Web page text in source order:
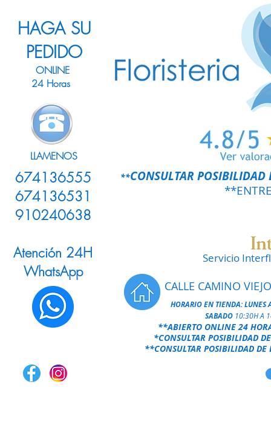
HAGA SU
PEDIDO
ONLINE
24 Horas
LLAMENOS
674136555
674136531
910240638
Atención 24H
WhatsApp
**CONSULTAR POSIBILIDAD
Servicio
CALLE CAMINO
HORARIO EN TIENDA:LUNES
SABADO 10:30H A
**ABIERTO ONLINE 24
*CONSULTAR POSIBILIDAD
**CONSULTAR POSIBILIDAD DE